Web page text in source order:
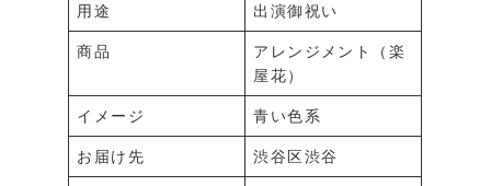
用途 出演御祝い
商品
アレンジメント（楽
屋花）
イメージ 青い色系
お届け先 渋谷区渋谷